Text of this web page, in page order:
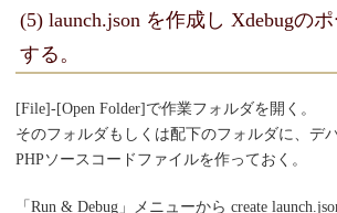
(5) launch.json を作成し Xdebugの
する。
[File]-[Open Folder]で作業フォルダを開く。
そのフォルダもしくは配下のフォルダに、デ
PHPソースコードファイルを作っておく。
「Run & Debug」メニューから create